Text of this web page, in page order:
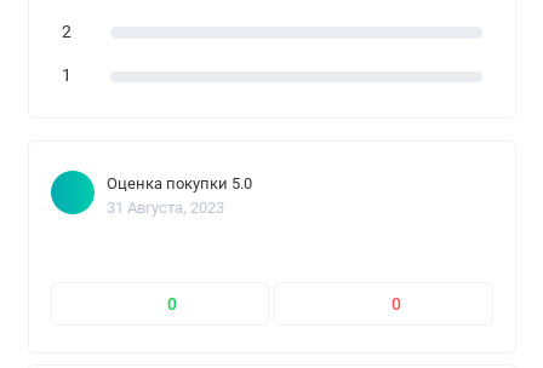
2
1
Оценка покупки 5.0
31 Августа, 2023
0 0